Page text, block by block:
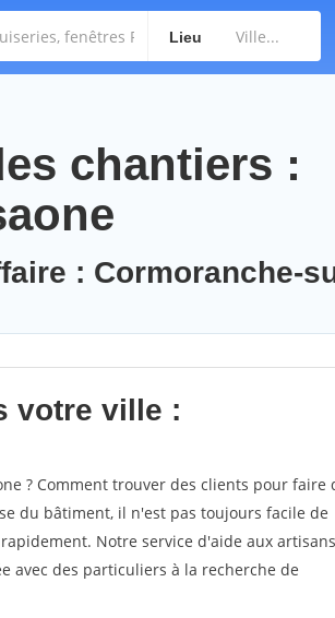
Lieu
chantiers :
: Cormoranche-
votre ville :
? Comment trouver des clients pour faire
du bâtiment, il n'est pas toujours facile de
Notre service d'aide aux
avec des particuliers à la recherche de